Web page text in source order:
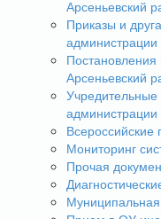
Арсеньевский
Приказы и
Арсеньевский
Мониторинг
Прочая